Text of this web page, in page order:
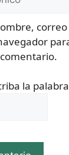
la palabra